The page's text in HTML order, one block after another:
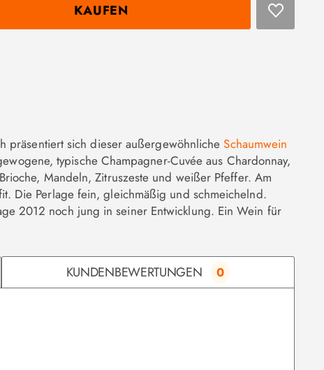
KAUFEN
präsentiert sich dieser außergewöhnlicheSchaumwein
typische Champagner-Cuvée aus Chardonnay,
Mandeln, Zitruszeste und weißer Pfeffer. Am
Die Perlage fein, gleichmäßig und schmeichelnd.
2012 noch jung in seiner Entwicklung. Ein Wein für
KUNDENBEWERTUNGEN 0